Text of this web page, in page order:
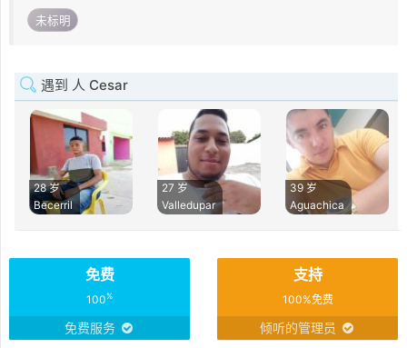
未标明
遇到 人 Cesar
28 岁
Becerril
27 岁
Valledupar
39 岁
Aguachica
免费
100%
免费服务
支持
100%免费
倾听的管理员